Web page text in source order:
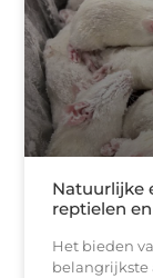
Natuurlijke
reptielen
Het bieden
belangrijkste